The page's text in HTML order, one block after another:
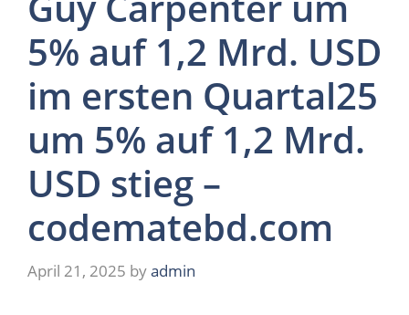
5% auf 1,2 Mrd. USD
im ersten Quartal25
um 5% auf 1,2 Mrd.
USD stieg –
codematebd.com
April 21, 2025 byadmin